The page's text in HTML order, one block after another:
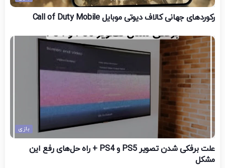
رکوردهای جهانی کالاف دیوتی موبایل Call of Duty Mobile
بازی
علت برفکی شدن تصویر PS5 و PS4 + راه‌ حل‌های رفع این
مشکل